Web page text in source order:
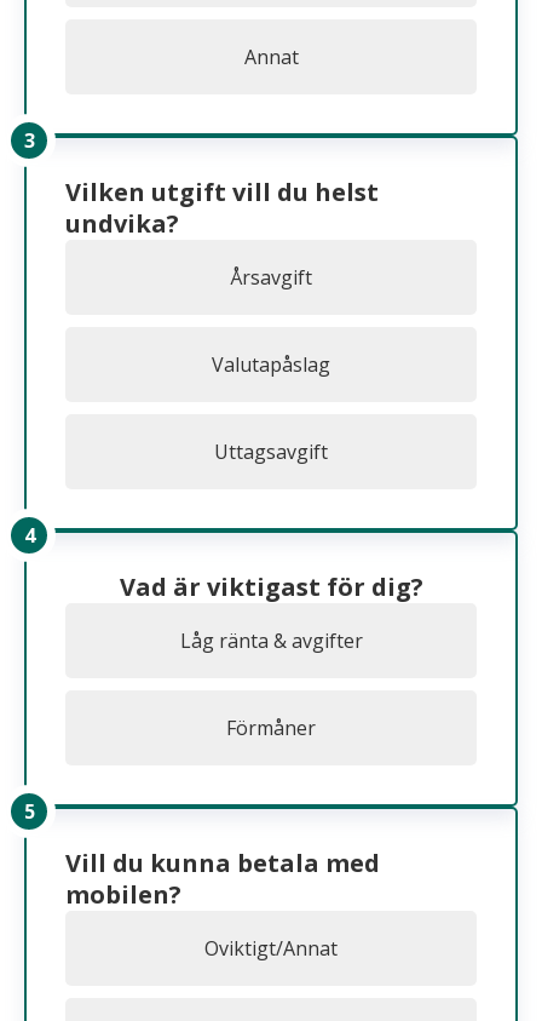
Annat
Vilken utgift vill du helst
undvika?
Årsavgift
Valutapåslag
Uttagsavgift
Vad är viktigast för dig?
Låg ränta & avgifter
Förmåner
Vill du kunna betala med
mobilen?
Oviktigt/Annat